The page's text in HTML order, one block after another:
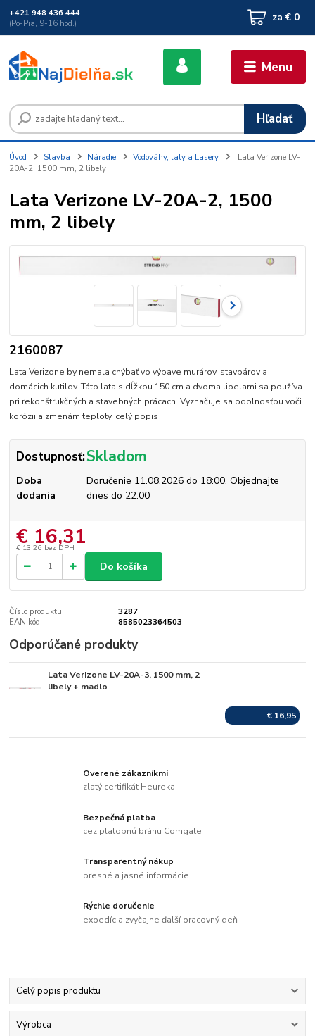
Menu
Hľadať
+421 948 436 444
(Po-Pia, 9-16 hod.)
za € 0
Úvod Stavba Náradie Vodováhy, laty a Lasery
Lata Verizone LV-
20A-2, 1500 mm, 2 libely
Lata Verizone LV-20A-2, 1500
mm, 2 libely
2160087
Lata Verizone by nemala chýbať vo výbave murárov, stavbárov a
domácich kutilov. Táto lata s dĺžkou 150 cm a dvoma libelami sa používa
pri rekonštrukčných a stavebných prácach. Vyznačuje sa odolnosťou voči
korózii a zmenám teploty. celý popis
Dostupnosť:Skladom
Doba
dodania
Doručenie 11.08.2026 do 18:00. Objednajte
dnes do 22:00
€ 16,31
€ 13,26 bez DPH
Do košíka
Číslo produktu:
3287
EAN kód:
8585023364503
Odporúčané produkty
Lata Verizone LV-20A-3, 1500 mm, 2
libely + madlo
€ 16,95
Overené zákazníkmi
zlatý certifikát Heureka
Bezpečná platba
cez platobnú bránu Comgate
Transparentný nákup
presné a jasné informácie
Rýchle doručenie
expedícia zvyčajne ďalší pracovný deň
Celý popis produktu
Výrobca